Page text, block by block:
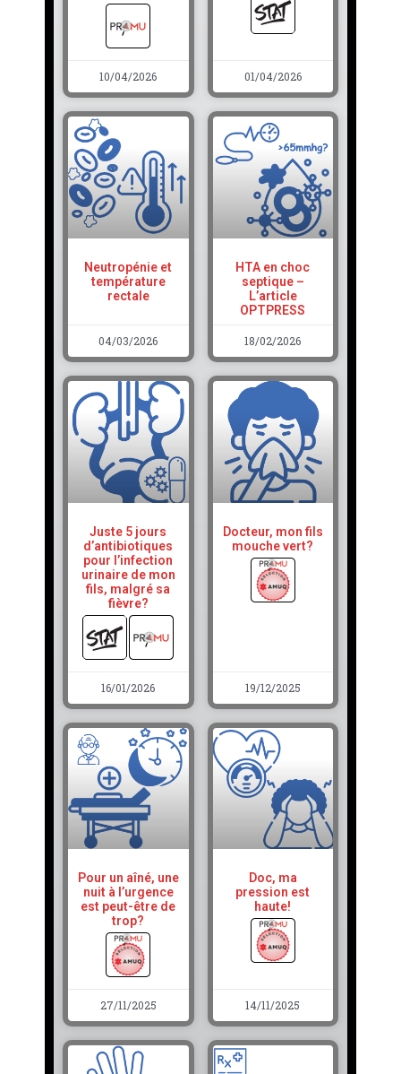
10/04/2026 01/04/2026
Neutropénie et
température
rectale
04/03/2026
HTA en choc
septique –
L’article
OPTPRESS
18/02/2026
Juste 5 jours
d’antibiotiques
pour l’infection
urinaire de mon
fils, malgré sa
fièvre?
16/01/2026
Docteur, mon fils
mouche vert?
19/12/2025
Pour un aîné, une
nuit à l’urgence
est peut-être de
trop?
27/11/2025
Doc, ma
pression est
haute!
14/11/2025